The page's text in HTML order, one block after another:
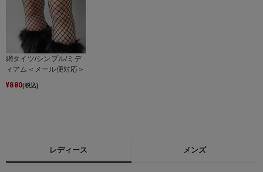
網タイツ/シンプル/ミデ
ィアム＜メール便対応＞
¥880(税込)
レディース メンズ